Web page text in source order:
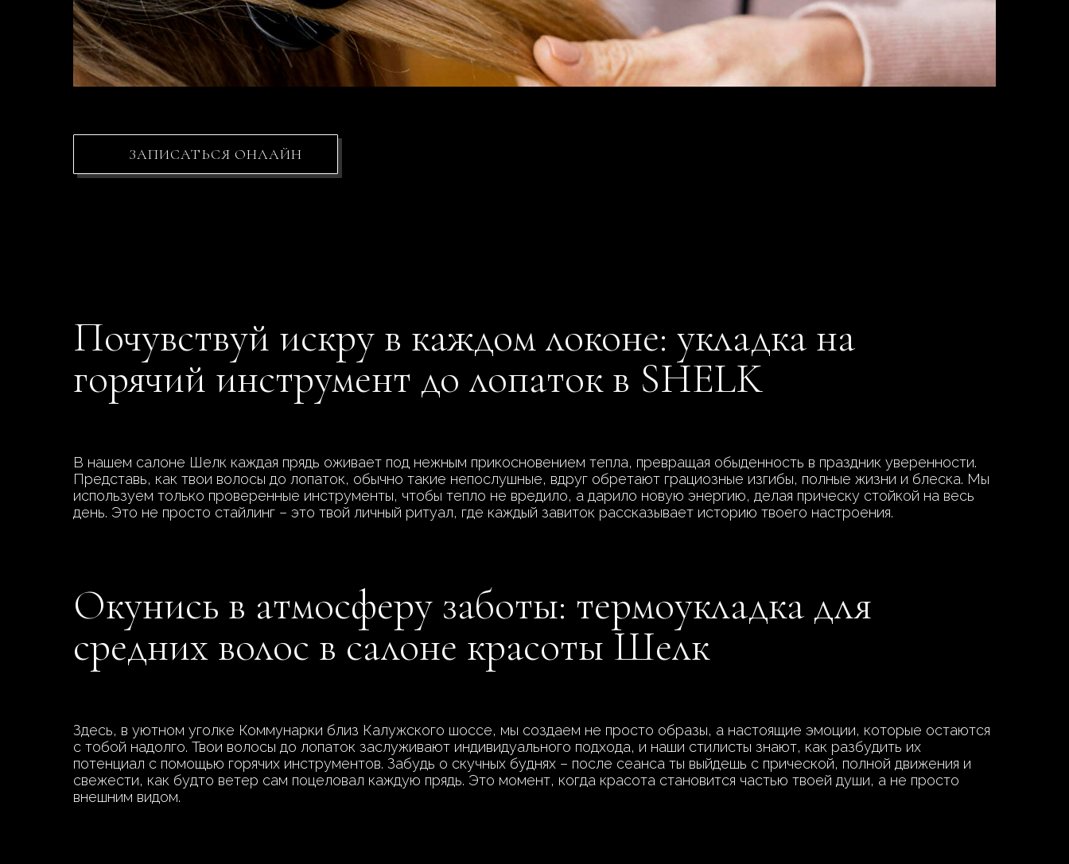
ЗАПИСАТЬСЯ ОНЛАЙН
Почувствуй искру в каждом локоне: укладка на
горячий инструмент до лопаток в SHELK
В нашем салоне Шелк каждая прядь оживает под нежным прикосновением тепла, превращая обыденность в праздник уверенности.
Представь, как твои волосы до лопаток, обычно такие непослушные, вдруг обретают грациозные изгибы, полные жизни и блеска. Мы
используем только проверенные инструменты, чтобы тепло не вредило, а дарило новую энергию, делая прическу стойкой на весь
день. Это не просто стайлинг – это твой личный ритуал, где каждый завиток рассказывает историю твоего настроения.
Окунись в атмосферу заботы: термоукладка для
средних волос в салоне красоты Шелк
Здесь, в уютном уголке Коммунарки близ Калужского шоссе, мы создаем не просто образы, а настоящие эмоции, которые остаются
с тобой надолго. Твои волосы до лопаток заслуживают индивидуального подхода, и наши стилисты знают, как разбудить их
потенциал с помощью горячих инструментов. Забудь о скучных буднях – после сеанса ты выйдешь с прической, полной движения и
свежести, как будто ветер сам поцеловал каждую прядь. Это момент, когда красота становится частью твоей души, а не просто
внешним видом.